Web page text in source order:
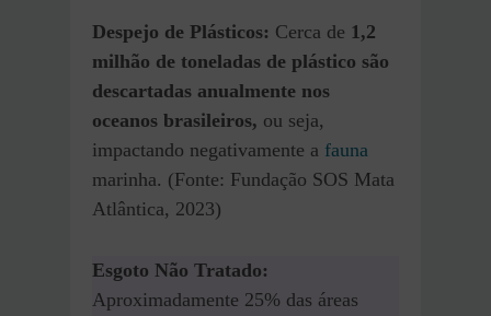
Despejo de Plásticos: Cerca de 1,2
milhão de toneladas de plástico são
descartadas anualmente nos
oceanos brasileiros, ou seja,
impactando negativamente a fauna
marinha. (Fonte: Fundação SOS Mata
Atlântica, 2023)
Esgoto Não Tratado:
Aproximadamente 25% das áreas